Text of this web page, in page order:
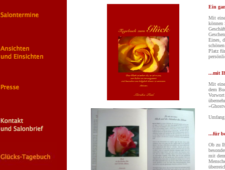
Ein
Mit
können
Eines,
Platz
...mit
Mit
dem
...für
Ob zu
mit